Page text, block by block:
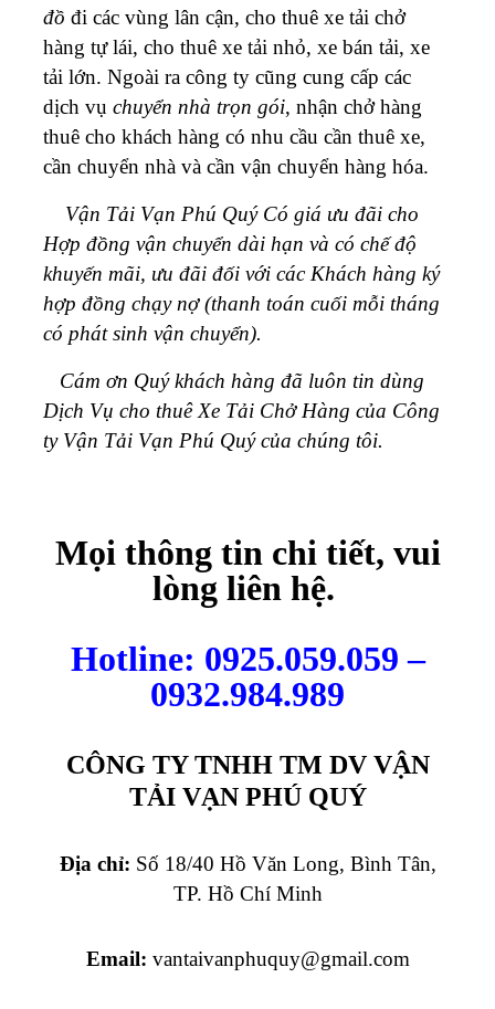
đồ đi các vùng lân cận, cho thuê xe tải chở
hàng tự lái, cho thuê xe tải nhỏ, xe bán tải, xe
tải lớn. Ngoài ra công ty cũng cung cấp các
dịch vụ chuyển nhà trọn gói, nhận chở hàng
thuê cho khách hàng có nhu cầu cần thuê xe,
cần chuyển nhà và cần vận chuyển hàng hóa.
Vận Tải Vạn Phú Quý Có giá ưu đãi cho
Hợp đồng vận chuyển dài hạn và có chế độ
khuyến mãi, ưu đãi đối với các Khách hàng ký
hợp đồng chạy nợ (thanh toán cuối mỗi tháng
có phát sinh vận chuyển).
Cám ơn Quý khách hàng đã luôn tin dùng
Dịch Vụ cho thuê Xe Tải Chở Hàng của Công
ty Vận Tải Vạn Phú Quý của chúng tôi.
Mọi thông tin chi tiết, vui
lòng liên hệ.
Hotline: 0925.059.059 –
0932.984.989
CÔNG TY TNHH TM DV VẬN
TẢI VẠN PHÚ QUÝ
Địa chỉ: Số 18/40 Hồ Văn Long, Bình Tân,
TP. Hồ Chí Minh
Email: vantaivanphuquy@gmail.com